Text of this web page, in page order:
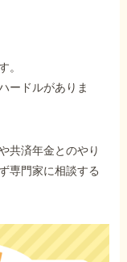
。
ードルがありま
共済年金とのやり
専門家に相談する